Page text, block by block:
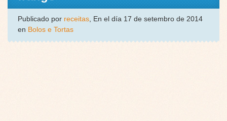
Publicado por receitas, En el día 17 de setembro de 2014
en Bolos e Tortas